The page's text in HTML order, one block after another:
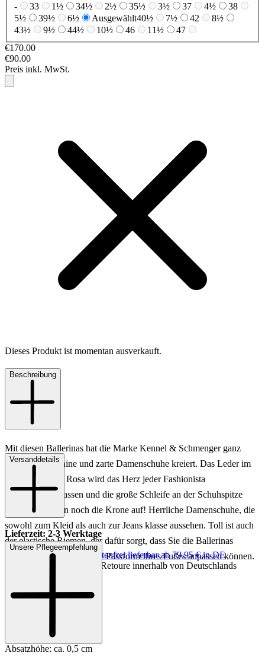
-
33 1½ 34½ 2½ 35½ 3½ 37 4½
38
5½
39½ 6½ Ausgewählt40½ 7½ 42
8½
43½
9½ 44½ 10½ 46 11½
47
€170.00
€90.00
Preis inkl. MwSt.
Dieses Produkt ist momentan ausverkauft.
Beschreibung
Mit diesen Ballerinas hat die Marke Kennel & Schmenger ganz
besonders feminine und zarte Damenschuhe kreiert. Das Leder im
wunderschönen Rosa wird das Herz jeder Fashionista
höherschlagen lassen und die große Schleife an der Schuhspitze
setzt dem ganzen noch die Krone auf! Herrliche Damenschuhe, die
sowohl zum Kleid als auch zur Jeans klasse aussehen. Toll ist auch
der elastische Riemen, der dafür sorgt, dass Sie die Ballerinas
optimal an die individuelle Passform Ihres Fußes anpassen können.
Sohle: Gummisohle
Absatzhöhe: ca. 0,5 cm
Versanddetails
Lieferzeit: 2-3 Werktage
Keine Versandkosten:
kostenfrei lieferbar ab 79,95 € in DE
Einfache und Kostenlose Retoure innerhalb von Deutschlands
Unsere Pflegeempfehlung